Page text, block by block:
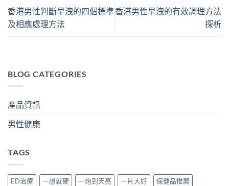
香港男性判斷早洩的四個標準
及相應處理方法
香港男性早洩的有效調理方法
探析
BLOG CATEGORIES
產品資訊
男性健康
TAGS
ED治療 一想就硬 一炮到天亮 一片大好
保健品推薦